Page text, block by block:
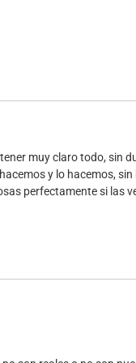
muy claro todo, sin
y lo hacemos,
perfectamente si las